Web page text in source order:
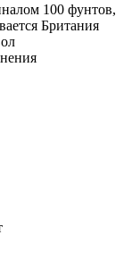
100 фунтов,
Британия